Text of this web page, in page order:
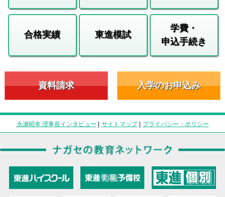
合格実績 東進模試
学費・
申込手続き
資料請求 入学のお申込み
永瀬昭幸 理事長インタビュー サイトマップ| プライバシー・ポリシー